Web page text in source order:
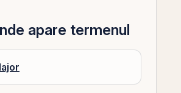
apare termenul